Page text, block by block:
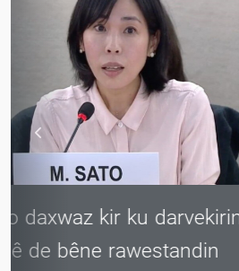
Hejmara 523 an a
zimanhalê Hizba